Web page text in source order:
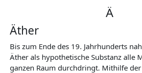
Ä
Äther
Bis zum Ende des 19. Jahrhunderts
Äther als hypothetische Substanz alle
ganzen Raum durchdringt. Mithilfe